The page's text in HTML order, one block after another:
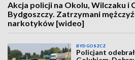
Akcja policji na Okolu, Wilczaku i
Bydgoszczy. Zatrzymani
narkotyków [wideo]
BYDGOSZCZ
Policjant